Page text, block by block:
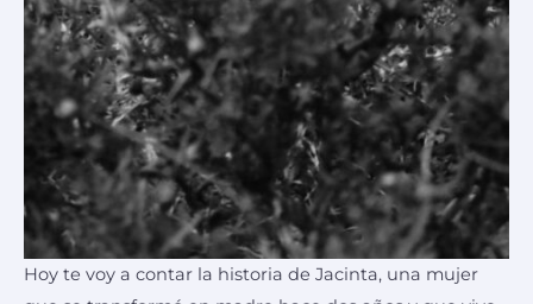
Hoy te voy a contar la historia de Jacinta, una mujer